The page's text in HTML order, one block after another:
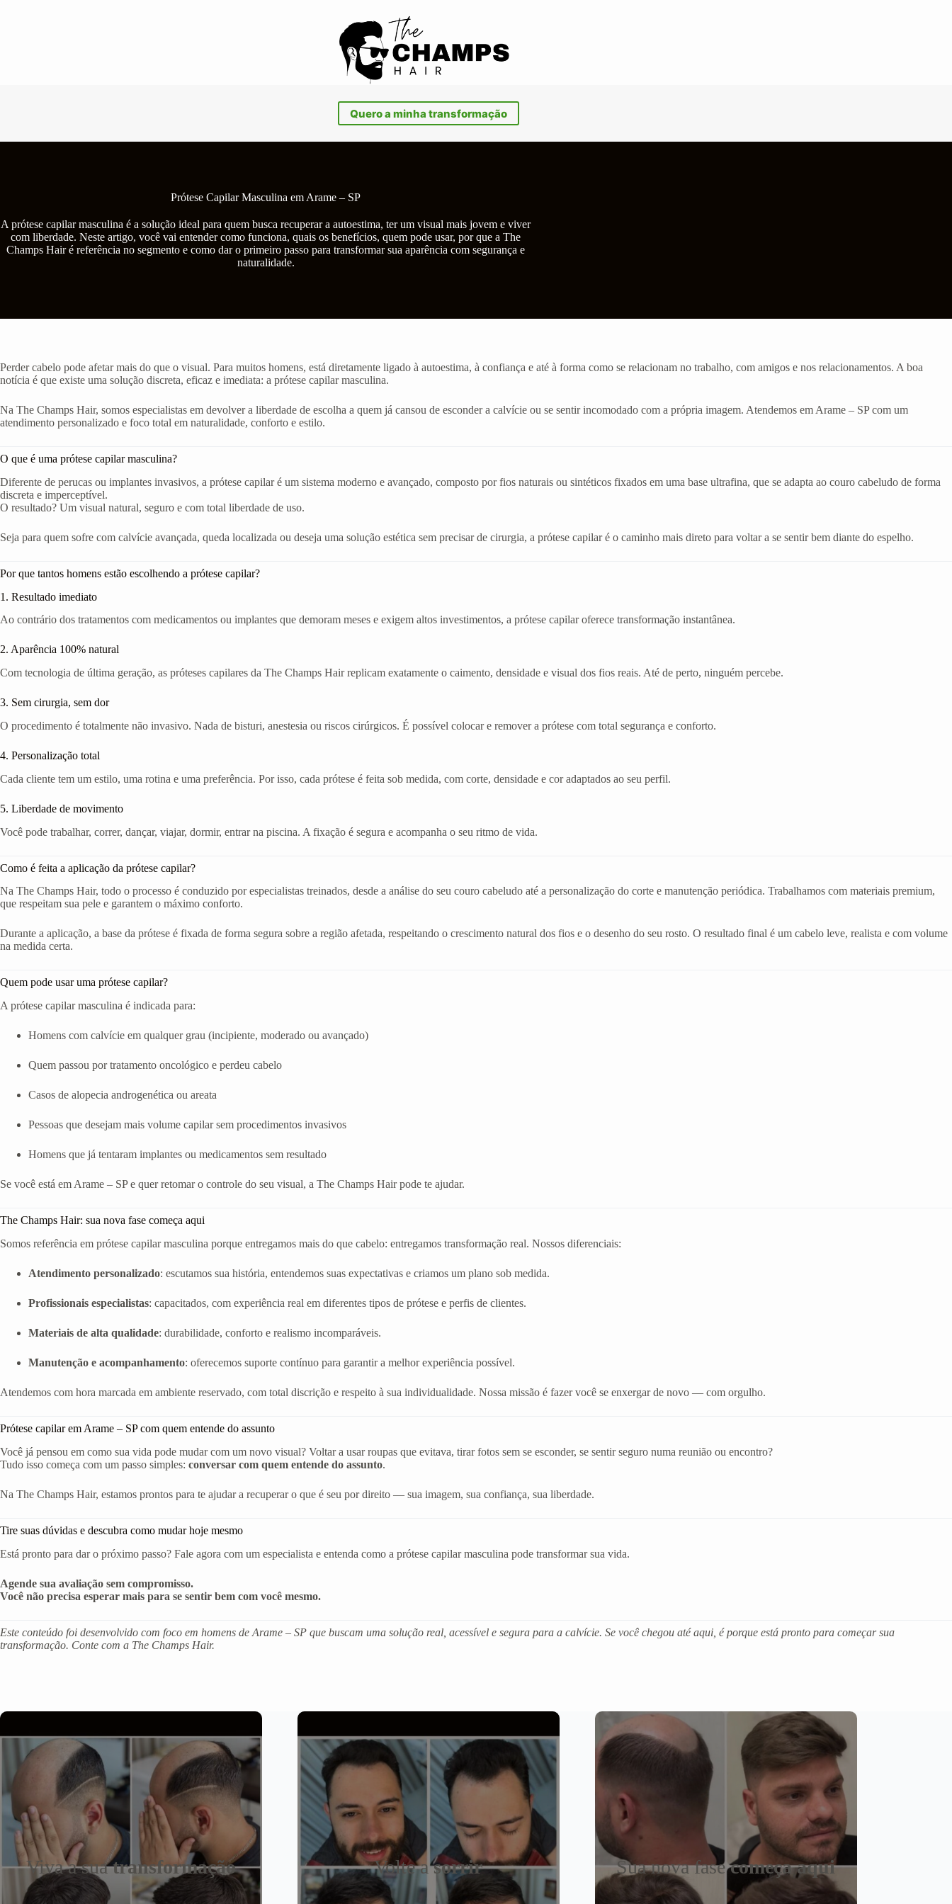
Quero a minha transformação
Prótese Capilar Masculina em Arame – SP
A prótese capilar masculina é a solução ideal para quem busca recuperar a autoestima, ter um visual mais jovem e viver
com liberdade. Neste artigo, você vai entender como funciona, quais os benefícios, quem pode usar, por que a The
Champs Hair é referência no segmento e como dar o primeiro passo para transformar sua aparência com segurança e
naturalidade.
Perder cabelo pode afetar mais do que o visual. Para muitos homens, está diretamente ligado à autoestima, à confiança e até à forma como se relacionam no trabalho, com amigos e nos relacionamentos. A boa
notícia é que existe uma solução discreta, eficaz e imediata: a prótese capilar masculina.
Na The Champs Hair, somos especialistas em devolver a liberdade de escolha a quem já cansou de esconder a calvície ou se sentir incomodado com a própria imagem. Atendemos em Arame – SP com um
atendimento personalizado e foco total em naturalidade, conforto e estilo.
O que é uma prótese capilar masculina?
Diferente de perucas ou implantes invasivos, a prótese capilar é um sistema moderno e avançado, composto por fios naturais ou sintéticos fixados em uma base ultrafina, que se adapta ao couro cabeludo de forma
discreta e imperceptível.
O resultado? Um visual natural, seguro e com total liberdade de uso.
Seja para quem sofre com calvície avançada, queda localizada ou deseja uma solução estética sem precisar de cirurgia, a prótese capilar é o caminho mais direto para voltar a se sentir bem diante do espelho.
Por que tantos homens estão escolhendo a prótese capilar?
1. Resultado imediato
Ao contrário dos tratamentos com medicamentos ou implantes que demoram meses e exigem altos investimentos, a prótese capilar oferece transformação instantânea.
2. Aparência 100% natural
Com tecnologia de última geração, as próteses capilares da The Champs Hair replicam exatamente o caimento, densidade e visual dos fios reais. Até de perto, ninguém percebe.
3. Sem cirurgia, sem dor
O procedimento é totalmente não invasivo. Nada de bisturi, anestesia ou riscos cirúrgicos. É possível colocar e remover a prótese com total segurança e conforto.
4. Personalização total
Cada cliente tem um estilo, uma rotina e uma preferência. Por isso, cada prótese é feita sob medida, com corte, densidade e cor adaptados ao seu perfil.
5. Liberdade de movimento
Você pode trabalhar, correr, dançar, viajar, dormir, entrar na piscina. A fixação é segura e acompanha o seu ritmo de vida.
Como é feita a aplicação da prótese capilar?
Na The Champs Hair, todo o processo é conduzido por especialistas treinados, desde a análise do seu couro cabeludo até a personalização do corte e manutenção periódica. Trabalhamos com materiais premium,
que respeitam sua pele e garantem o máximo conforto.
Durante a aplicação, a base da prótese é fixada de forma segura sobre a região afetada, respeitando o crescimento natural dos fios e o desenho do seu rosto. O resultado final é um cabelo leve, realista e com volume
na medida certa.
Quem pode usar uma prótese capilar?
A prótese capilar masculina é indicada para:
Homens com calvície em qualquer grau (incipiente, moderado ou avançado)
Quem passou por tratamento oncológico e perdeu cabelo
Casos de alopecia androgenética ou areata
Pessoas que desejam mais volume capilar sem procedimentos invasivos
Homens que já tentaram implantes ou medicamentos sem resultado
Se você está em Arame – SP e quer retomar o controle do seu visual, a The Champs Hair pode te ajudar.
The Champs Hair: sua nova fase começa aqui
Somos referência em prótese capilar masculina porque entregamos mais do que cabelo: entregamos transformação real. Nossos diferenciais:
Atendimento personalizado: escutamos sua história, entendemos suas expectativas e criamos um plano sob medida.
Profissionais especialistas: capacitados, com experiência real em diferentes tipos de prótese e perfis de clientes.
Materiais de alta qualidade: durabilidade, conforto e realismo incomparáveis.
Manutenção e acompanhamento: oferecemos suporte contínuo para garantir a melhor experiência possível.
Atendemos com hora marcada em ambiente reservado, com total discrição e respeito à sua individualidade. Nossa missão é fazer você se enxergar de novo — com orgulho.
Prótese capilar em Arame – SP com quem entende do assunto
Você já pensou em como sua vida pode mudar com um novo visual? Voltar a usar roupas que evitava, tirar fotos sem se esconder, se sentir seguro numa reunião ou encontro?
Tudo isso começa com um passo simples: conversar com quem entende do assunto.
Na The Champs Hair, estamos prontos para te ajudar a recuperar o que é seu por direito — sua imagem, sua confiança, sua liberdade.
Tire suas dúvidas e descubra como mudar hoje mesmo
Está pronto para dar o próximo passo? Fale agora com um especialista e entenda como a prótese capilar masculina pode transformar sua vida.
Agende sua avaliação sem compromisso.
Você não precisa esperar mais para se sentir bem com você mesmo.
Este conteúdo foi desenvolvido com foco em homens de Arame – SP que buscam uma solução real, acessível e segura para a calvície. Se você chegou até aqui, é porque está pronto para começar sua
transformação. Conte com a The Champs Hair.
Viva a suatransformação Volte asorrir Sua nova fasecomeça aqui